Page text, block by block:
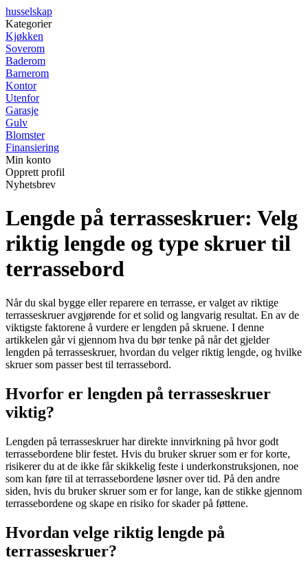
husselskap
Kategorier
Kjøkken
Soverom
Baderom
Barnerom
Kontor
Utenfor
Garasje
Gulv
Blomster
Finansiering
Min konto
Opprett profil
Nyhetsbrev
Lengde på terrasseskruer: Velg
riktig lengde og type skruer til
terrassebord
Når du skal bygge eller reparere en terrasse, er valget av riktige
terrasseskruer avgjørende for et solid og langvarig resultat. En av de
viktigste faktorene å vurdere er lengden på skruene. I denne
artikkelen går vi gjennom hva du bør tenke på når det gjelder
lengden på terrasseskruer, hvordan du velger riktig lengde, og hvilke
skruer som passer best til terrassebord.
Hvorfor er lengden på terrasseskruer
viktig?
Lengden på terrasseskruer har direkte innvirkning på hvor godt
terrassebordene blir festet. Hvis du bruker skruer som er for korte,
risikerer du at de ikke får skikkelig feste i underkonstruksjonen, noe
som kan føre til at terrassebordene løsner over tid. På den andre
siden, hvis du bruker skruer som er for lange, kan de stikke gjennom
terrassebordene og skape en risiko for skader på føttene.
Hvordan velge riktig lengde på
terrasseskruer?